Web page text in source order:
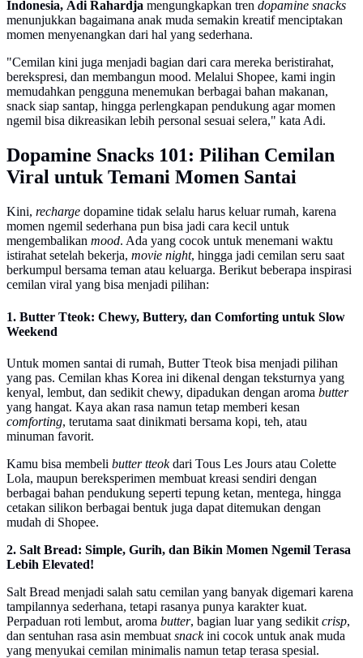
Indonesia, Adi Rahardja mengungkapkan tren dopamine snacks
menunjukkan bagaimana anak muda semakin kreatif menciptakan
momen menyenangkan dari hal yang sederhana.
"Cemilan kini juga menjadi bagian dari cara mereka beristirahat,
berekspresi, dan membangun mood. Melalui Shopee, kami ingin
memudahkan pengguna menemukan berbagai bahan makanan,
snack siap santap, hingga perlengkapan pendukung agar momen
ngemil bisa dikreasikan lebih personal sesuai selera," kata Adi.
Dopamine Snacks 101: Pilihan Cemilan
Viral untuk Temani Momen Santai
Kini, recharge dopamine tidak selalu harus keluar rumah, karena
momen ngemil sederhana pun bisa jadi cara kecil untuk
mengembalikan mood. Ada yang cocok untuk menemani waktu
istirahat setelah bekerja, movie night, hingga jadi cemilan seru saat
berkumpul bersama teman atau keluarga. Berikut beberapa inspirasi
cemilan viral yang bisa menjadi pilihan:
1. Butter Tteok: Chewy, Buttery, dan Comforting untuk Slow
Weekend
Untuk momen santai di rumah, Butter Tteok bisa menjadi pilihan
yang pas. Cemilan khas Korea ini dikenal dengan teksturnya yang
kenyal, lembut, dan sedikit chewy, dipadukan dengan aroma butter
yang hangat. Kaya akan rasa namun tetap memberi kesan
comforting, terutama saat dinikmati bersama kopi, teh, atau
minuman favorit.
Kamu bisa membeli butter tteokdari Tous Les Jours atau Colette
Lola, maupun bereksperimen membuat kreasi sendiri dengan
berbagai bahan pendukung seperti tepung ketan, mentega, hingga
cetakan silikon berbagai bentuk juga dapat ditemukan dengan
mudah di Shopee.
2. Salt Bread: Simple, Gurih, dan Bikin Momen Ngemil Terasa
Lebih Elevated!
Salt Bread menjadi salah satu cemilan yang banyak digemari karena
tampilannya sederhana, tetapi rasanya punya karakter kuat.
Perpaduan roti lembut, aroma butter, bagian luar yang sedikit crisp,
dan sentuhan rasa asin membuat snackini cocok untuk anak muda
yang menyukai cemilan minimalis namun tetap terasa spesial.